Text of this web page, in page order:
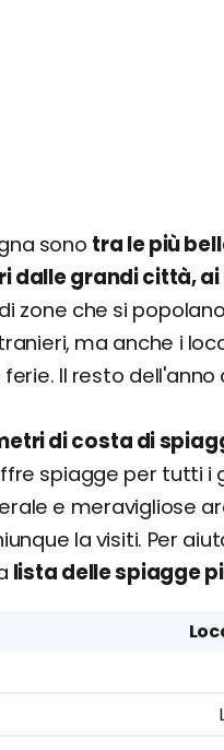
sono tra le più
dalle grandi città,
zone che si
ma anche i
Il resto
di costa di
spiagge per tutti i
e meravigliose
la visiti. Per
lista delle spiagge